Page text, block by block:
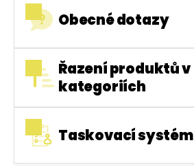
Obecné dotazy
Řazení produktů v
kategoriích
Taskovací systém